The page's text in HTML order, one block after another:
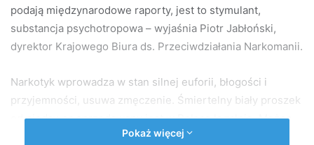
podają międzynarodowe raporty, jest to stymulant,
substancja psychotropowa – wyjaśnia Piotr Jabłoński,
dyrektor Krajowego Biura ds. Przeciwdziałania Narkomanii.
Narkotyk wprowadza w stan silnej euforii, błogości i
przyjemności, usuwa zmęczenie. Śmiertelny biały proszek
od niedawna sprzedawany jest w Polsce legalnie. Można
go kupić w Internecie i sklepach z dopalaczami.
Pokaż więcej